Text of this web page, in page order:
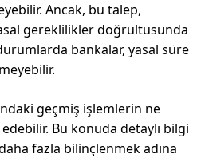
Ancak, bu talep,
gereklilikler doğrultusunda
bankalar, yasal süre
geçmiş işlemlerin ne
Bu konuda detaylı bilgi
fazla bilinçlenmek adına